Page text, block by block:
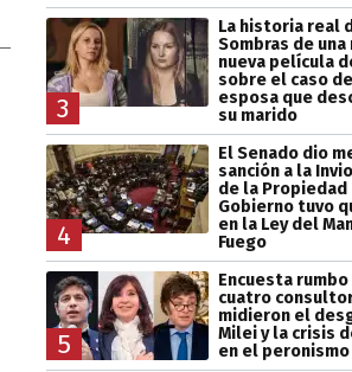
3
La historia real
Sombras de
nueva película
sobre el caso
esposa que
su marido
4
El Senado dio
sanción a la
de la Propiedad
Gobierno tuvo
en la Ley del
Fuego
5
Encuesta rumbo
cuatro
midieron el
Milei y la crisis
en el peronismo